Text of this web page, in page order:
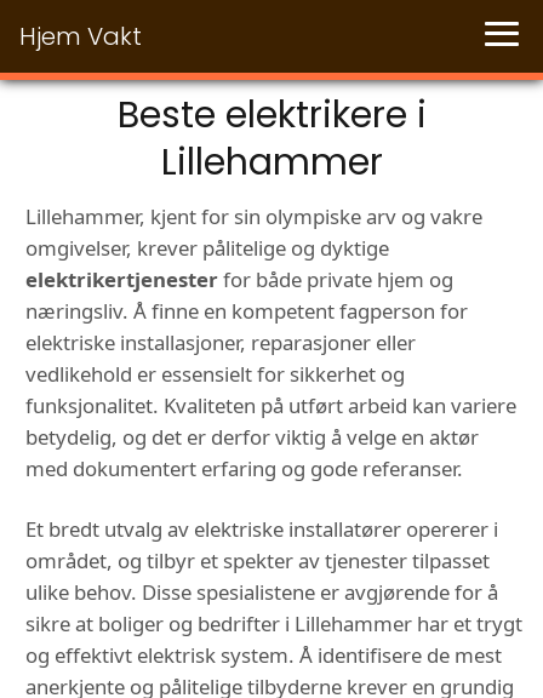
Hjem Vakt
Beste elektrikere i
Lillehammer
Lillehammer, kjent for sin olympiske arv og vakre
omgivelser, krever pålitelige og dyktige
elektrikertjenesterfor både private hjem og
næringsliv. Å finne en kompetent fagperson for
elektriske installasjoner, reparasjoner eller
vedlikehold er essensielt for sikkerhet og
funksjonalitet. Kvaliteten på utført arbeid kan variere
betydelig, og det er derfor viktig å velge en aktør
med dokumentert erfaring og gode referanser.
Et bredt utvalg av elektriske installatører opererer i
området, og tilbyr et spekter av tjenester tilpasset
ulike behov. Disse spesialistene er avgjørende for å
sikre at boliger og bedrifter i Lillehammer har et trygt
og effektivt elektrisk system. Å identifisere de mest
anerkjente og pålitelige tilbyderne krever en grundig